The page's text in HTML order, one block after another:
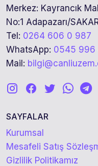
Merkez: Kayrancık
No:1 Adapazarı/
Tel: 0264 606 0 987
WhatsApp: 0545 996
Mail:
SAYFALAR
Kurumsal
Mesafeli Satış
Gizlilik Politikamız